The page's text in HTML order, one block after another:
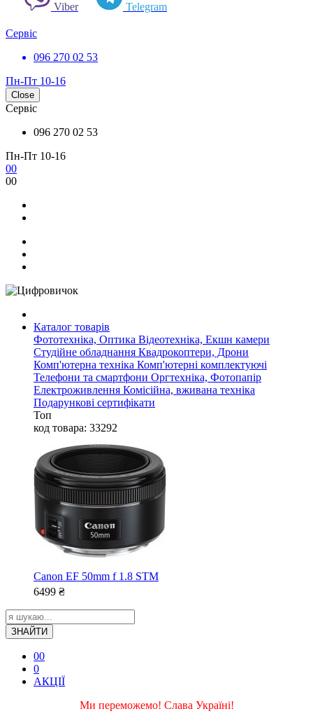
Viber Telegram
Сервіс
096 270 02 53
Пн-Пт 10-16
Close
Сервіс
096 270 02 53
Пн-Пт 10-16
00
00
Каталог товарів
Фототехніка, Оптика Відеотехніка, Екшн камери
Студійне обладнання Квадрокоптери, Дрони
Комп'ютерна техніка Комп'ютерні комплектуючі
Телефони та смартфони Оргтехніка, Фотопапір
Електроживлення Комісійна, вживана техніка
Подарункові сертифікати
Топ
код товара: 33292
Canon EF 50mm f 1.8 STM
6499 ₴
ЗНАЙТИ
00
0
АКЦІЇ
Ми переможемо! Слава Україні!